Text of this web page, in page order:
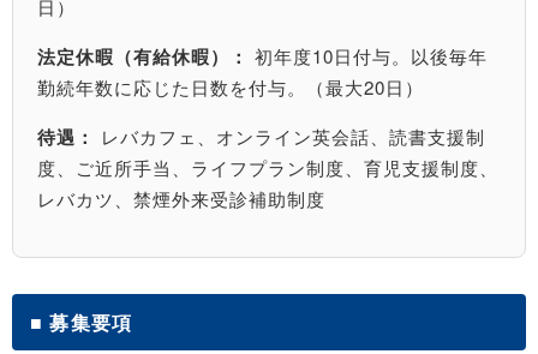
日）
法定休暇（有給休暇）： 初年度10日付与。以後毎年
勤続年数に応じた日数を付与。（最大20日）
待遇：
レバカフェ、オンライン英会話、読書支援制
度、ご近所手当、ライフプラン制度、育児支援制度、
レバカツ、禁煙外来受診補助制度
■ 募集要項